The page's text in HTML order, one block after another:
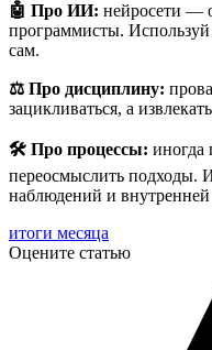
🤖 Про ИИ: нейросети —
программисты.
сам.
⚖️ Про дисциплину:
зацикливаться, а
🛠 Про процессы: иногда
переосмыслить
наблюдений и внутренней
итоги месяца
Оцените статью